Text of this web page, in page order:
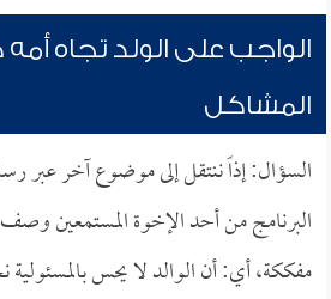
الواجب على الولد تجاه أمه
المشاكل
السؤال: إذاً ننتقل إلى موضوع آخر عبر
البرنامج من أحد الإخوة المستمعين
مفككة، أي: أن الوالد لا يحس بالمسئولية